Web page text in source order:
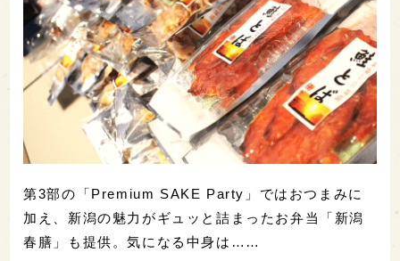
第3部の「Premium SAKE Party」ではおつまみに
加え、新潟の魅力がギュッと詰まったお弁当「新潟
春膳」も提供。気になる中身は……